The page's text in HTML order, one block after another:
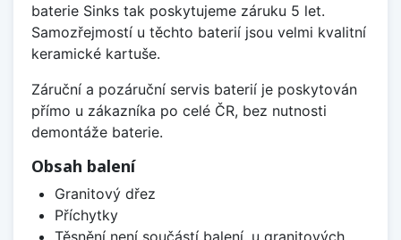
baterie Sinks tak poskytujeme záruku 5 let.
Samozřejmostí u těchto baterií jsou velmi kvalitní
keramické kartuše.
Záruční a pozáruční servis baterií je poskytován
přímo u zákazníka po celé ČR, bez nutnosti
demontáže baterie.
Obsah balení
Granitový dřez
Příchytky